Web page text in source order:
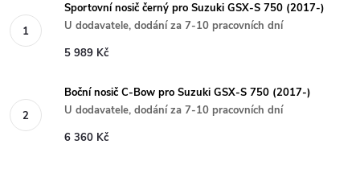
Sportovní nosič černý pro Suzuki GSX-S 750 (2017-)
U dodavatele, dodání za 7-10 pracovních dní
5 989 Kč
Boční nosič C-Bow pro Suzuki GSX-S 750 (2017-)
U dodavatele, dodání za 7-10 pracovních dní
6 360 Kč